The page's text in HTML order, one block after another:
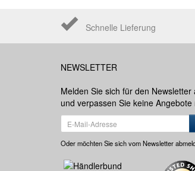
Schnelle Lieferung
NEWSLETTER
Melden Sie sich für den Newsletter
und verpassen Sie keine Angebote
Oder möchten Sie sich vom Newsletter